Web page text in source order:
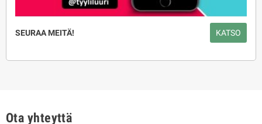
SEURAA MEITÄ! KATSO
Ota yhteyttä